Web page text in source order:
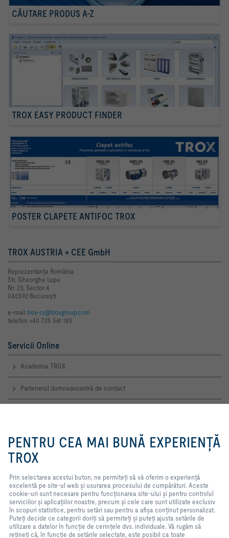
CĂUTARE PRODUS A-Z
TROX EASY PRODUCT FINDER
POSTER CLAPETE ANTIFOC TROX
TROX AUSTRIA + CEE GmbH
Reprezentanţa România
Str. Gheorghe Lupu
Nr. 23, Sector 4
040592 Bucureşti
e-mail trox-ro@troxgroup.com
telefon +40 725 561 185
Servicii Online
Academia TROX
Partenerul dumneavoastră de contact
Contacte de Service
TROX AUSTRIA + CEE GmbH
Contact
TROX ÎN REŢEAUA WEB SOCIALĂ
permiteți să vă oferim o
experiență excelentă pe site-ul
funcționarea site-ului și pentru
controlul serviciilor și aplicațiilor
noastre, precum și cele care sunt
utilizate exclusiv în scopuri
statistice, pentru setări sau pentru
a afișa conținut personalizat.
Puteți decide ce categorii doriți să
permiteți și puteți ajusta setările
PENTRU CEA MAI BUNĂ EXPERIENȚĂ
TROX
Prin selectarea acestui buton, ne permiteți să vă oferim o experiență
excelentă pe site-ul web și usurarea procesului de cumpărături. Aceste
cookie-uri sunt necesare pentru funcționarea site-ului și pentru controlul
serviciilor și aplicațiilor noastre, precum și cele care sunt utilizate exclusiv
în scopuri statistice, pentru setări sau pentru a afișa conținut personalizat.
Puteți decide ce categorii doriți să permiteți și puteți ajusta setările de
utilizare a datelor în funcție de cerințele dvs. individuale. Vă rugăm să
rețineți că, în funcție de setările selectate, este posibil ca toate